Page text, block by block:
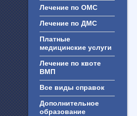
Лечение по ОМС
Лечение по ДМС
Платные
медицинские услуги
Лечение по квоте
ВМП
Все виды справок
Дополнительное
образование